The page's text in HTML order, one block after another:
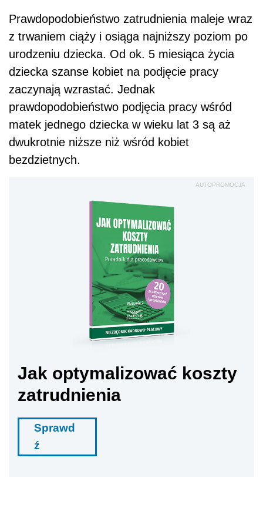
Prawdopodobieństwo zatrudnienia maleje wraz
z trwaniem ciąży i osiąga najniższy poziom po
urodzeniu dziecka. Od ok. 5 miesiąca życia
dziecka szanse kobiet na podjęcie pracy
zaczynają wzrastać. Jednak
prawdopodobieństwo podjęcia pracy wśród
matek jednego dziecka w wieku lat 3 są aż
dwukrotnie niższe niż wśród kobiet
bezdzietnych.
AUTOPROMOCJA
Jak optymalizować koszty
zatrudnienia
Sprawd
ź